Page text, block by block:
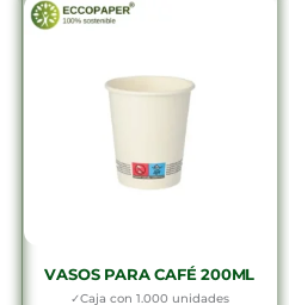
VASOS PARA CAFÉ 200ML
✓Caja con 1.000 unidades